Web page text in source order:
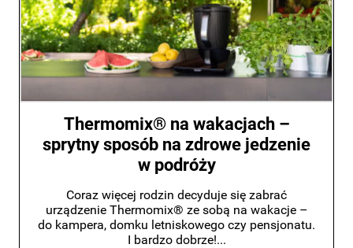
Thermomix® na wakacjach –
sprytny sposób na zdrowe jedzenie
w podróży
Coraz więcej rodzin decyduje się zabrać
urządzenie Thermomix® ze sobą na wakacje –
do kampera, domku letniskowego czy pensjonatu.
I bardzo dobrze!...